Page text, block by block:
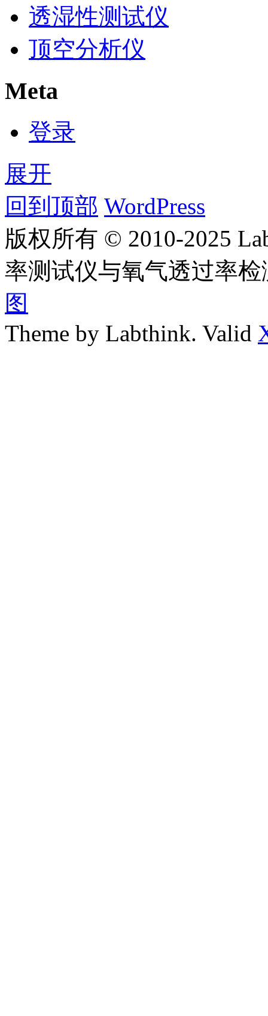
透湿性测试仪
顶空分析仪
Meta
登录
展开
回到顶部 WordPress
版权所有 © 2010-2025
率测试仪与氧气透过率
图
Theme by Labthink. Valid